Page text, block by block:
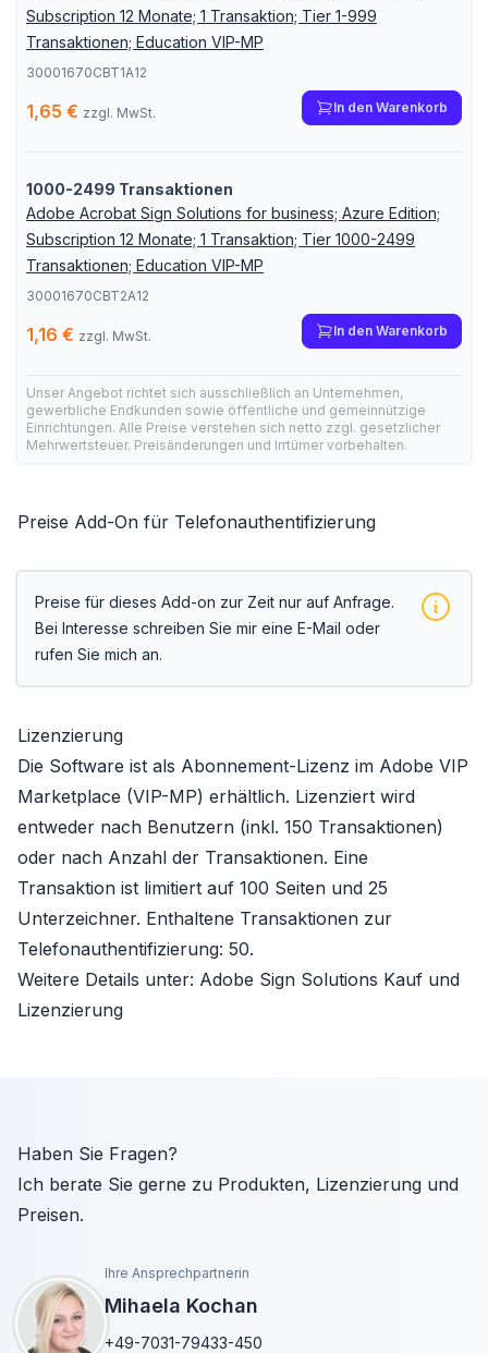
Subscription 12 Monate; 1 Transaktion; Tier 1-999
Transaktionen; Education VIP-MP
30001670CBT1A12
1,65 € zzgl. MwSt. In den Warenkorb
1000-2499 Transaktionen
Adobe Acrobat Sign Solutions for business; Azure Edition;
Subscription 12 Monate; 1 Transaktion; Tier 1000-2499
Transaktionen; Education VIP-MP
30001670CBT2A12
1,16 € zzgl. MwSt. In den Warenkorb
Unser Angebot richtet sich ausschließlich an Unternehmen,
gewerbliche Endkunden sowie öffentliche und gemeinnützige
Einrichtungen. Alle Preise verstehen sich netto zzgl. gesetzlicher
Mehrwertsteuer. Preisänderungen und Irrtümer vorbehalten.
Preise Add-On für Telefonauthentifizierung
Preise für dieses Add-on zur Zeit nur auf Anfrage.
Bei Interesse schreiben Sie mir eine E-Mail oder
rufen Sie mich an.
Lizenzierung
Die Software ist als Abonnement-Lizenz im Adobe VIP
Marketplace (VIP-MP) erhältlich. Lizenziert wird
entweder nach Benutzern (inkl. 150 Transaktionen)
oder nach Anzahl der Transaktionen. Eine
Transaktion ist limitiert auf 100 Seiten und 25
Unterzeichner. Enthaltene Transaktionen zur
Telefonauthentifizierung: 50.
Weitere Details unter: Adobe Sign Solutions Kauf und
Lizenzierung
Haben Sie Fragen?
Ich berate Sie gerne zu Produkten, Lizenzierung und
Preisen.
Ihre Ansprechpartnerin
Mihaela Kochan
+49-7031-79433-450